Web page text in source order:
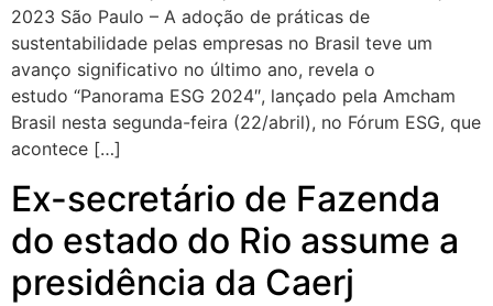
2023 São Paulo – A adoção de práticas de
sustentabilidade pelas empresas no Brasil teve um
avanço significativo no último ano, revela o
estudo “Panorama ESG 2024″, lançado pela Amcham
Brasil nesta segunda-feira (22/abril), no Fórum ESG, que
acontece […]
Ex-secretário de Fazenda
do estado do Rio assume a
presidência da Caerj